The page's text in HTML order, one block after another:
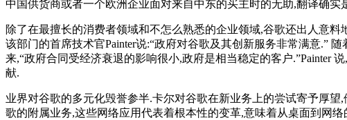
中国供货商或者一个欧洲企业面对来自中东的买主时的无助,翻译确实
除了在最擅长的消费者领域和不怎么熟悉的企业领域,谷歌还出人意
该部门的首席技术官Painter说:“政府对谷歌及其创新服务非常满意.”
来,“政府合同受经济衰退的影响很小,政府是相当稳定的客户.”Painter
献.
业界对谷歌的多元化毁誉参半.卡尔对谷歌在新业务上的尝试寄予厚望,
歌的附属业务,这些网络应用代表着根本性的变革,意味着从桌面到网络